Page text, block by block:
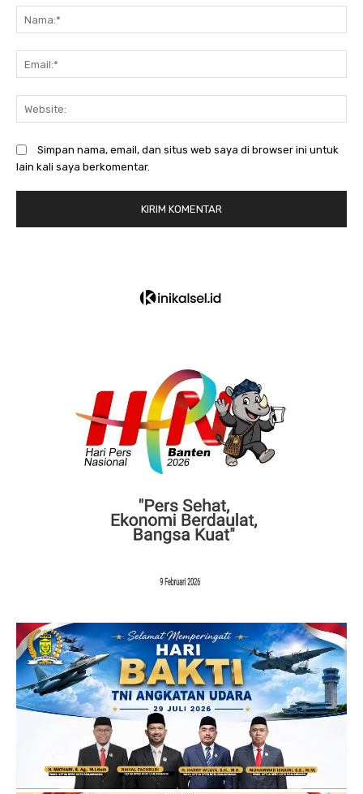
Simpan nama, email, dan situs web saya di browser ini untuk
lain kali saya berkomentar.